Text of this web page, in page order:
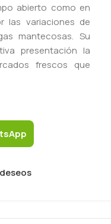
abierto como en
las variaciones de
mantecosas. Su
presentación la
frescos que